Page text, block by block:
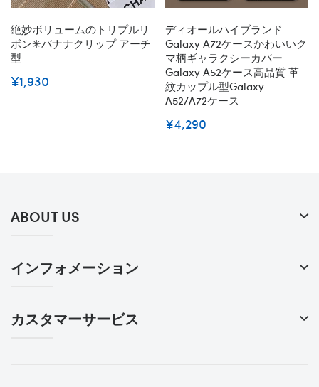
絶妙ボリュームのトリプルリ
ボン✳︎バナナクリップ アーチ
型
¥1,930
ディオールハイブランド
Galaxy A72ケースかわいいク
マ柄ギャラクシーカバー
Galaxy A52ケース高品質 革
紋カップル型Galaxy
A52/A72ケース
¥4,290
ABOUT US
インフォメーション
カスタマーサービス